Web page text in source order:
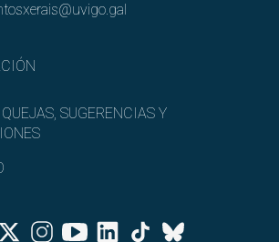
SUGERENCIAS Y
TwitterInstagramYoutubeLinkedinTiktok